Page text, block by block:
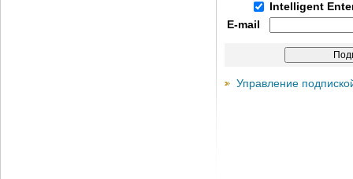
Intelligent
E-mail
Управление